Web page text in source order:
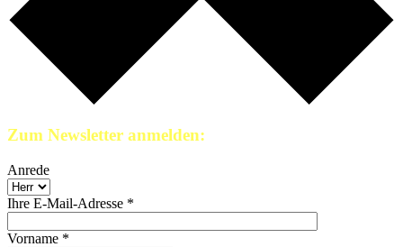
Zum Newsletter anmelden:
Anrede
Ihre E-Mail-Adresse *
Vorname *